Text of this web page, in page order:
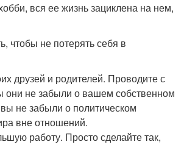
вся ее жизнь зациклена на нем,
чтобы не потерять себя в
друзей и родителей. Проводите с
они не забыли о вашем собственном
не забыли о политическом
вне отношений.
работу. Просто сделайте так,